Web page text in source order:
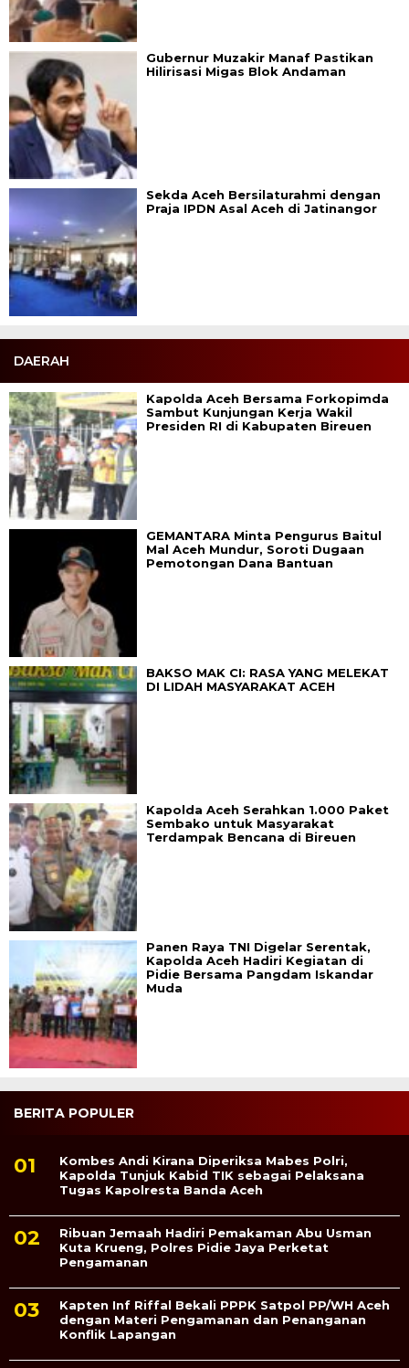
Gubernur Muzakir Manaf Pastikan
Hilirisasi Migas Blok Andaman
Sekda Aceh Bersilaturahmi dengan
Praja IPDN Asal Aceh di Jatinangor
DAERAH
Kapolda Aceh Bersama Forkopimda
Sambut Kunjungan Kerja Wakil
Presiden RI di Kabupaten Bireuen
GEMANTARA Minta Pengurus Baitul
Mal Aceh Mundur, Soroti Dugaan
Pemotongan Dana Bantuan
BAKSO MAK CI: RASA YANG MELEKAT
DI LIDAH MASYARAKAT ACEH
Kapolda Aceh Serahkan 1.000 Paket
Sembako untuk Masyarakat
Terdampak Bencana di Bireuen
Panen Raya TNI Digelar Serentak,
Kapolda Aceh Hadiri Kegiatan di
Pidie Bersama Pangdam Iskandar
Muda
BERITA POPULER
Kombes Andi Kirana Diperiksa Mabes Polri,
Kapolda Tunjuk Kabid TIK sebagai Pelaksana
Tugas Kapolresta Banda Aceh
Ribuan Jemaah Hadiri Pemakaman Abu Usman
Kuta Krueng, Polres Pidie Jaya Perketat
Pengamanan
Kapten Inf Riffal Bekali PPPK Satpol PP/WH Aceh
dengan Materi Pengamanan dan Penanganan
Konflik Lapangan